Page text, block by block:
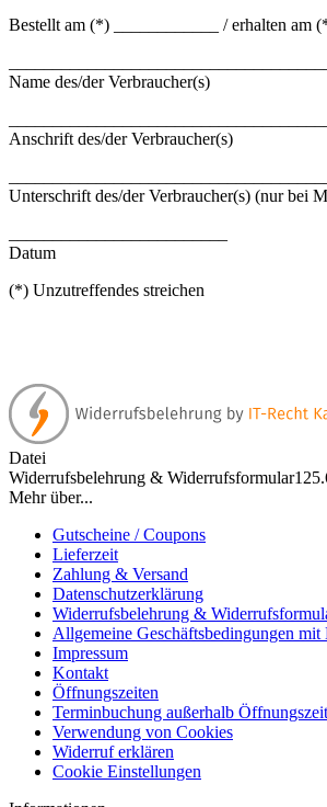
Bestellt am (*) ____________ / erhalten am
Name des/der Verbraucher(s)
Anschrift des/der Verbraucher(s)
Unterschrift des/der Verbraucher(s) (nur bei
Datum
(*) Unzutreffendes streichen
Datei
Widerrufsbelehrung & Widerrufsformular
Mehr über...
Gutscheine / Coupons
Lieferzeit
Zahlung & Versand
Datenschutzerklärung
Widerrufsbelehrung &
Allgemeine Geschäftsbedingungen
Impressum
Kontakt
Öffnungszeiten
Terminbuchung außerhalb
Verwendung von Cookies
Widerruf erklären
Cookie Einstellungen